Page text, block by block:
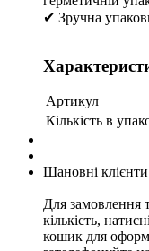
✔ Зручна
Артикул
Кількість в
Шановні
Для замовлення
кількість,
кошик для